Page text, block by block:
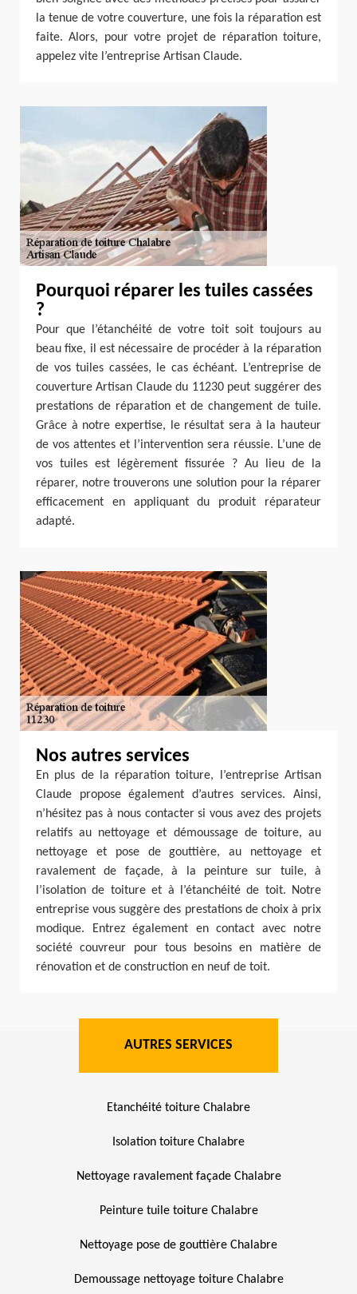
la tenue de votre couverture, une fois la réparation est
faite. Alors, pour votre projet de réparation toiture,
appelez vite l’entreprise Artisan Claude.
Pourquoi réparer les tuiles cassées
?
Pour que l’étanchéité de votre toit soit toujours au
beau fixe, il est nécessaire de procéder à la réparation
de vos tuiles cassées, le cas échéant. L’entreprise de
couverture Artisan Claude du 11230 peut suggérer des
prestations de réparation et de changement de tuile.
Grâce à notre expertise, le résultat sera à la hauteur
de vos attentes et l’intervention sera réussie. L’une de
vos tuiles est légèrement fissurée ? Au lieu de la
réparer, notre trouverons une solution pour la réparer
efficacement en appliquant du produit réparateur
adapté.
Nos autres services
En plus de la réparation toiture, l’entreprise Artisan
Claude propose également d’autres services. Ainsi,
n’hésitez pas à nous contacter si vous avez des projets
relatifs au nettoyage et démoussage de toiture, au
nettoyage et pose de gouttière, au nettoyage et
ravalement de façade, à la peinture sur tuile, à
l’isolation de toiture et à l’étanchéité de toit. Notre
entreprise vous suggère des prestations de choix à prix
modique. Entrez également en contact avec notre
société couvreur pour tous besoins en matière de
rénovation et de construction en neuf de toit.
AUTRES SERVICES
Etanchéité toiture Chalabre
Isolation toiture Chalabre
Nettoyage ravalement façade Chalabre
Peinture tuile toiture Chalabre
Nettoyage pose de gouttière Chalabre
Demoussage nettoyage toiture Chalabre